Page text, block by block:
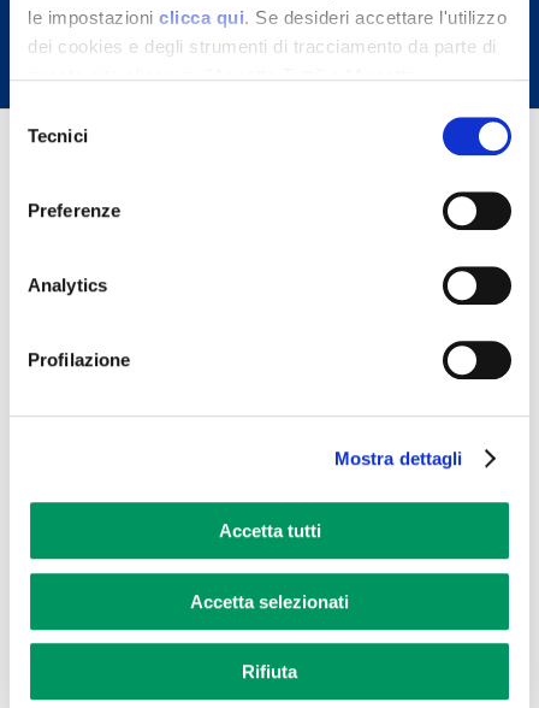
le impostazioni clicca qui. Se desideri accettare l'utilizzo
dei cookies e degli strumenti di tracciamento da parte di
l’utilizzo dei cookie e mantenere le impostazioni di
Selezione
delTecnici
Preferenze
Analytics
Profilazione
Mostra dettagli
Accetta tutti
Accetta selezionati
Rifiuta
Sei unlibero professionista
conPartita IVA?
Se attivi “Luce Impresa”, avrai la tua energia a